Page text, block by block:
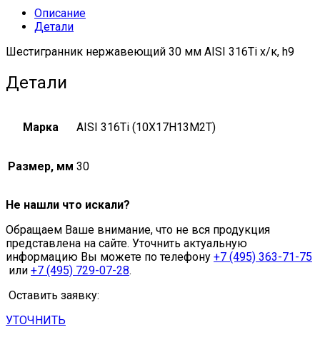
Описание
Детали
Шестигранник нержавеющий 30 мм AISI 316Ti х/к, h9
Детали
Марка AISI 316Ti (10Х17Н13М2Т)
Размер, мм 30
Не нашли что искали?
Обращаем Ваше внимание, что не вся продукция
представлена на сайте. Уточнить актуальную
информацию Вы можете по телефону +7 (495) 363-71-75
или +7 (495) 729-07-28.
Оставить заявку:
УТОЧНИТЬ